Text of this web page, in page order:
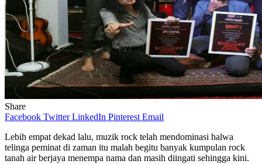
Share
Facebook Twitter LinkedIn Pinterest Email
Lebih empat dekad lalu, muzik rock telah mendominasi halwa
telinga peminat di zaman itu malah begitu banyak kumpulan rock
tanah air berjaya menempa nama dan masih diingati sehingga kini.